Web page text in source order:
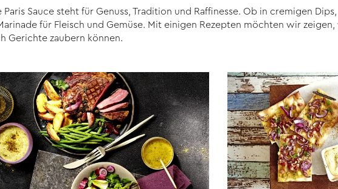
Paris Sauce steht für Genuss, Tradition und Raffinesse. Ob in cremigen
für Fleisch und Gemüse. Mit einigen Rezepten möchten wir zeigen,
Gerichte zaubern können.